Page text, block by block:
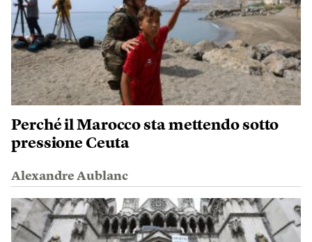
Perché il Marocco sta mettendo sotto
pressione Ceuta
Alexandre Aublanc